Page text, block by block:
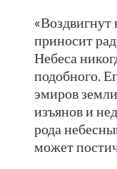
приносит
Небеса
подобного.
эмиров
изъянов и
рода
может